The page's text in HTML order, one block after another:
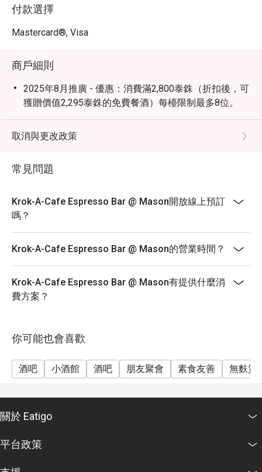
付款選擇
Mastercard®, Visa
商戶細則
2025年8月推廣 - 優惠：消費滿2,800泰銖（折扣後，可
獲贈價值2,295泰銖的免費餐酒）每檯限制最多8位。
取消與更改政策
常見問題
Krok-A-Cafe Espresso Bar @ Mason開放線上預訂
嗎？
Krok-A-Cafe Espresso Bar @ Mason的營業時間？
Krok-A-Cafe Espresso Bar @ Mason有提供什麼消
費方案？
你可能也會喜歡
酒吧 小酒館 酒吧 朋友聚會 素食友善 無麩質
關於 Eatigo
平台政策